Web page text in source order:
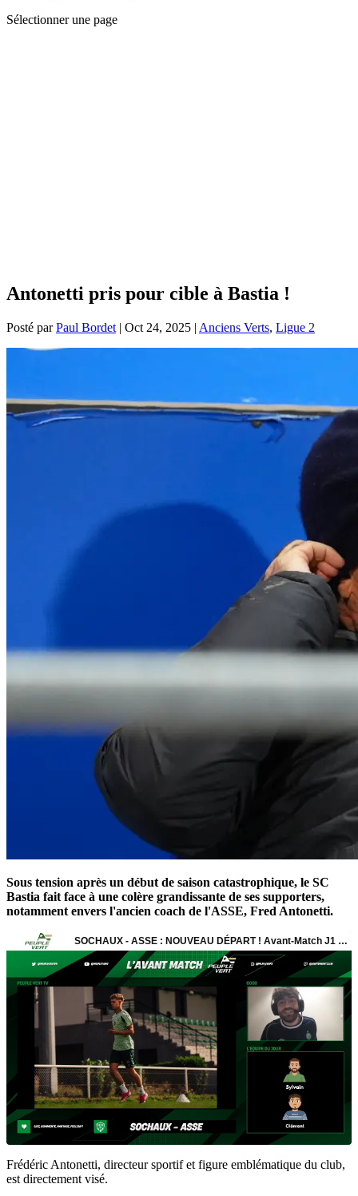
Sélectionner une page
Antonetti pris pour cible à Bastia !
Posté parPaul Bordet | Oct 24, 2025 | Anciens Verts, Ligue 2
Sous tension après un début de saison catastrophique, le SC
Bastia fait face à une colère grandissante de ses supporters,
notamment envers l'ancien coach de l'ASSE, Fred Antonetti.
Frédéric Antonetti, directeur sportif et figure emblématique du club,
est directement visé.